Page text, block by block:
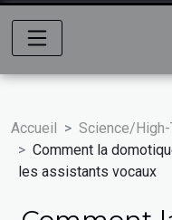
Accueil
Science/High-
Comment la
les assistants vocaux